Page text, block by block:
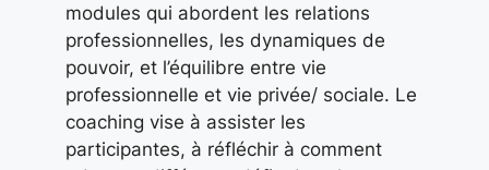
modules qui abordent les relations
professionnelles, les dynamiques de
pouvoir, et l’équilibre entre vie
professionnelle et vie privée/ sociale. Le
coaching vise à assister les
participantes, à réfléchir à comment